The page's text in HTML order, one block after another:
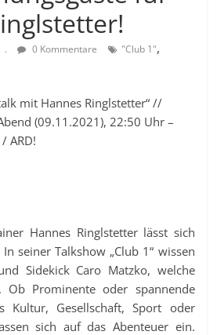
. 0 Kommentare "Club 1",
mit Hannes Ringlstetter“ //
(09.11.2021), 22:50 Uhr –
ARD!
Hannes Ringlstetter lässt sich
seiner Talkshow „Club 1“ wissen
Sidekick Caro Matzko, welche
Ob Prominente oder spannende
Kultur, Gesellschaft, Sport oder
sich auf das Abenteuer ein.